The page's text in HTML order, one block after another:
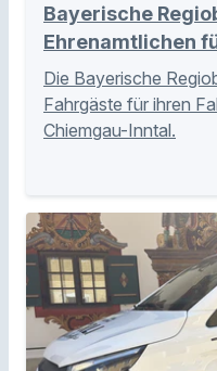
Bayerische
Ehrenamtlichen
Die Bayerische
Fahrgäste für ihren
Chiemgau-Inntal.